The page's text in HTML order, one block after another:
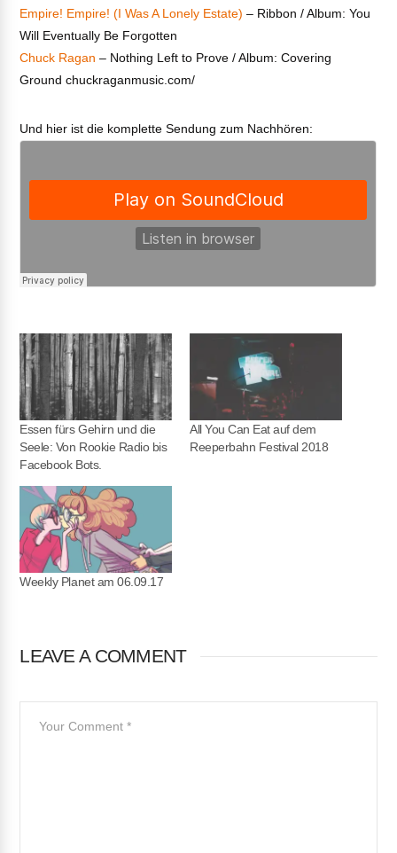
Empire! Empire! (I Was A Lonely Estate) – Ribbon / Album: You
Will Eventually Be Forgotten
Chuck Ragan – Nothing Left to Prove / Album: Covering
Ground chuckraganmusic.com/
Und hier ist die komplette Sendung zum Nachhören:
Essen fürs Gehirn und die
Seele: Von Rookie Radio bis
Facebook Bots.
All You Can Eat auf dem
Reeperbahn Festival 2018
Weekly Planet am 06.09.17
LEAVE A COMMENT